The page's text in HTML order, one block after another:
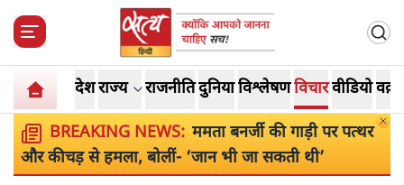
देशराज्य राजनीतिदुनियाविश्लेषणविचारवीडियो
BREAKING NEWS: ममता बनर्जी की गाड़ी पर पत्थर
और कीचड़ से हमला, बोलीं- ‘जान भी जा सकती थी’